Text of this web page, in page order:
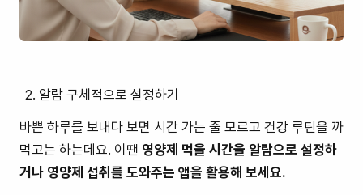
알람 구체적으로 설정하기
바쁜 하루를 보내다 보면 시간 가는 줄 모르고 건강 루틴을 까
먹고는 하는데요. 이땐 영양제 먹을 시간을 알람으로 설정하
거나 영양제 섭취를 도와주는 앱을 활용해 보세요.